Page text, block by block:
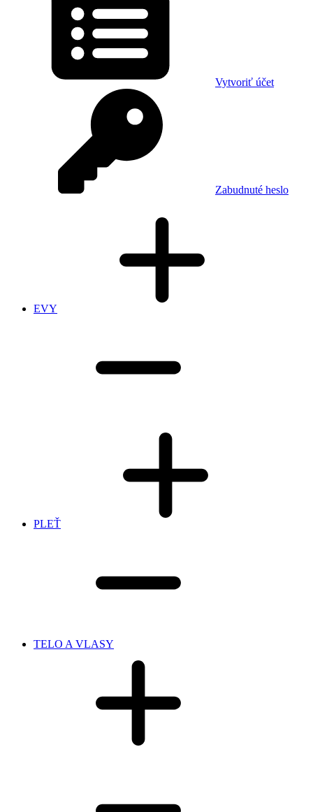
Vytvoriť účet
Zabudnuté heslo
EVY
PLEŤ
TELO A VLASY